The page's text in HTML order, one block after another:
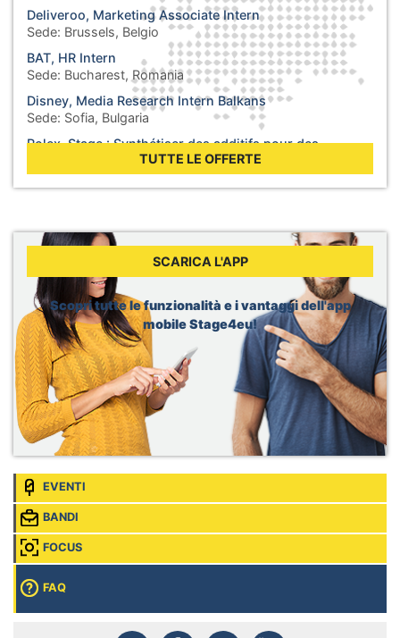
Deliveroo, Marketing Associate Intern
Sede: Brussels, Belgio
BAT, HR Intern
Sede: Bucharest, Romania
Disney, Media Research Intern Balkans
Sede: Sofia, Bulgaria
Rolex, Stage : Synthétiser des additifs pour des
Sede: Biel, Svizzera
WHO, Internship - Nutrition and Food Safety
Geneva, Svizzera
Dior, Merchandising Intern
Sede: Brussels, Belgio
TUTTE LE OFFERTE
SCARICA L'APP
Scopri tutte le funzionalità e i vantaggi dell'app
mobile Stage4eu!
EVENTI
BANDI
FOCUS
FAQ